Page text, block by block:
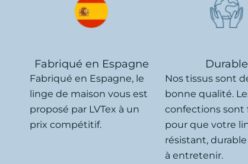
Fabriqué en Espagne
Fabriqué en Espagne, le
linge de maison vous est
proposé par LVTex à un
prix compétitif.
Durable
Nos tissus sont
bonne qualité.
confections sont
pour que votre
résistant,
à entretenir.